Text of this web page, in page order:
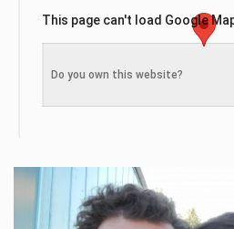
This page can't load Google
Do you own this website?